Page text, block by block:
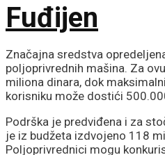
Fuđijen
Značajna sredstva
poljoprivrednih mašina. Za
miliona dinara, dok
korisniku može dostići
Podrška je predviđena i za
je iz budžeta izdvojeno 118
Poljoprivrednici mogu